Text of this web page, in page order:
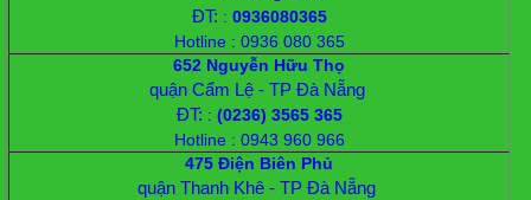
ĐT: : 0936080365
Hotline : 0936 080 365
652 Nguyễn Hữu Thọ
quận Cẩm Lệ - TP Đà Nẵng
ĐT: : (0236) 3565 365
Hotline : 0943 960 966
475 Điện Biên Phủ
quận Thanh Khê - TP Đà Nẵng